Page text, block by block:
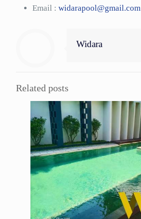
Email : widarapool@gmail.com
Widara
Related posts